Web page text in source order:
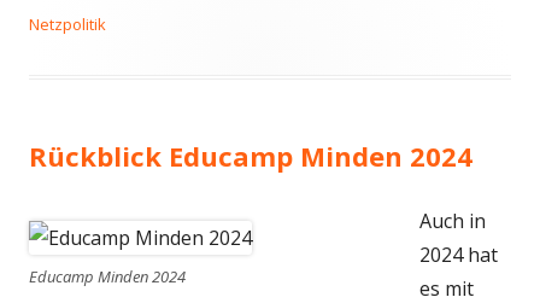
am
Netzpolitik
Rückblick Educamp Minden 2024
Educamp Minden 2024
Auch in
2024 hat
es mit